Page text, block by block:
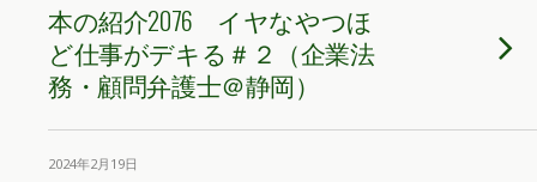
本の紹介2076 イヤなやつほ
ど仕事がデキる＃２（企業法
務・顧問弁護士＠静岡）
2024年2月19日